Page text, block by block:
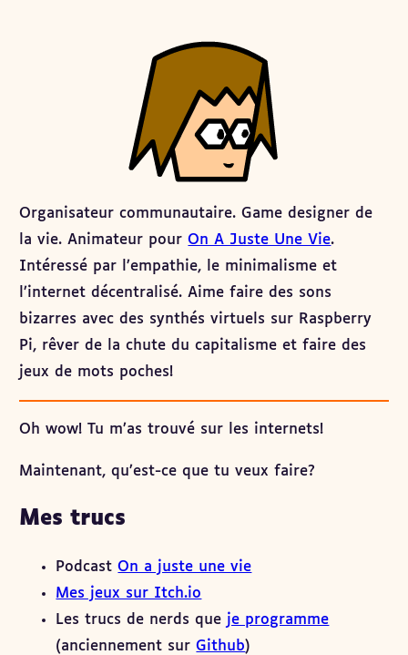
Organisateur communautaire. Game designer de
la vie. Animateur pourOn A Juste Une Vie.
Intéressé par l’empathie, le minimalisme et
l’internet décentralisé. Aime faire des sons
bizarres avec des synthés virtuels sur Raspberry
Pi, rêver de la chute du capitalisme et faire des
jeux de mots poches!
Oh wow! Tu m’as trouvé sur les internets!
Maintenant, qu’est-ce que tu veux faire?
Mes trucs
PodcastOn a juste une vie
Mes jeux sur Itch.io
Les trucs de nerds que je programme
(anciennement surGithub)